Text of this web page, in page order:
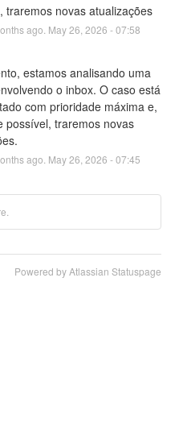
traremos novas atualizações
ago. May26 2026 -07:58
estamos analisando uma
o inbox. O caso está
com prioridade máxima e,
possível, traremos novas
ago. May26 2026 -07:45
Powered by Atlassian Statuspage